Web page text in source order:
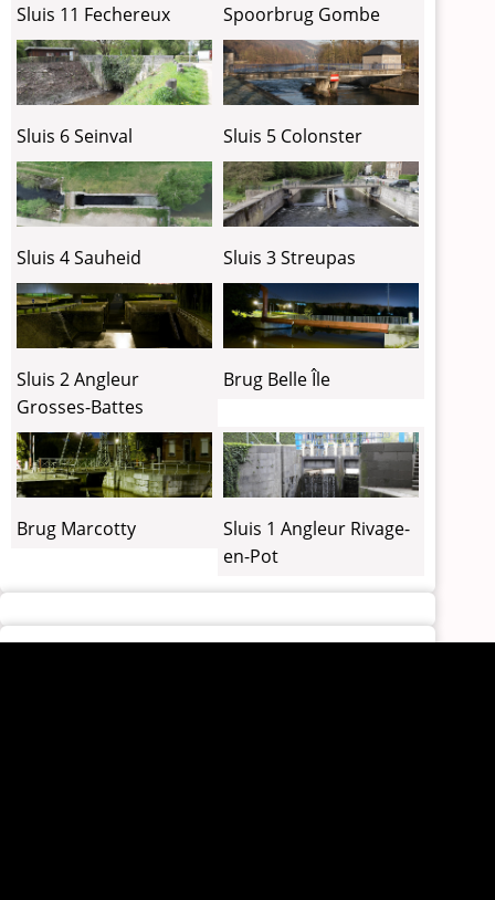
Sluis 11 Fechereux Spoorbrug Gombe
Sluis 6 Seinval Sluis 5 Colonster
Sluis 4 Sauheid Sluis 3 Streupas
Sluis 2 Angleur
Grosses-Battes
Brug Belle Île
Brug Marcotty
Sluis 1 Angleur Rivage-
en-Pot